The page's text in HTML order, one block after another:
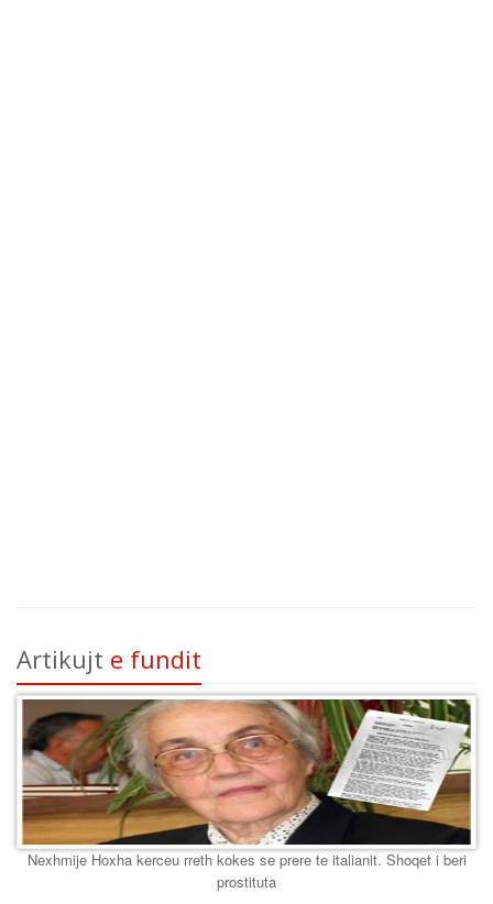
Artikujt e fundit
Nexhmije Hoxha kerceu rreth kokes se prere te italianit. Shoqet i beri
prostituta